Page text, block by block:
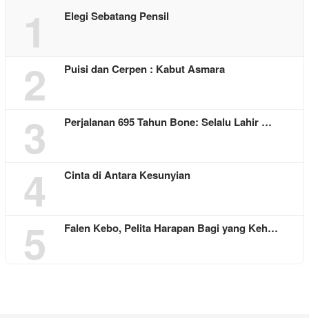
1 Elegi Sebatang Pensil
2 Puisi dan Cerpen : Kabut Asmara
3 Perjalanan 695 Tahun Bone: Selalu Lahir …
4 Cinta di Antara Kesunyian
5 Falen Kebo, Pelita Harapan Bagi yang Keh…